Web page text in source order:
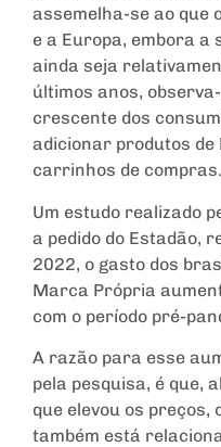
assemelha-se ao que
e a Europa, embora a
ainda seja
últimos anos,
crescente dos
adicionar produtos de
carrinhos de compras.
Um estudo realizado
a pedido do Estadão,
2022, o gasto dos
Marca Própria
com o período pré-
A razão para esse
pela pesquisa, é que,
que elevou os preços,
também está